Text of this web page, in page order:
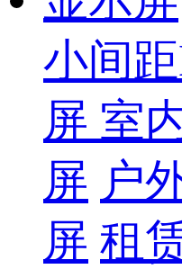
小间
屏 室
屏 户
屏 租